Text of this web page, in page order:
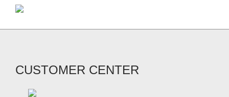
CUSTOMER CENTER